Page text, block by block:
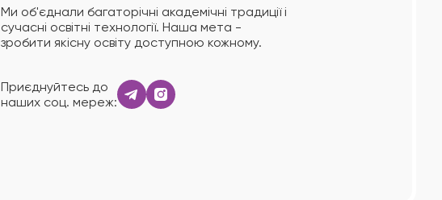
Ми об'єднали багаторічні академічні традиції і
сучасні освітні технології. Наша мета -
зробити якісну освіту доступною кожному.
Приєднуйтесь до
наших соц. мереж: